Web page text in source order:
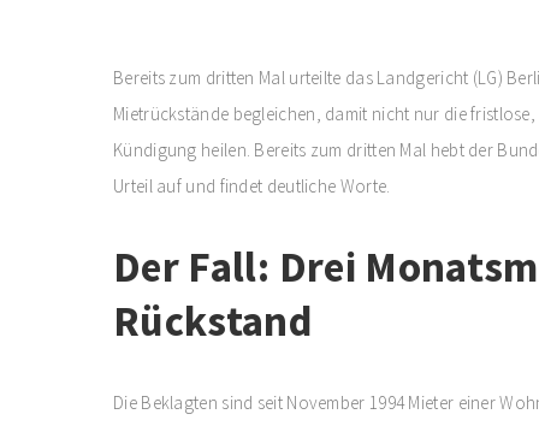
Bereits zum dritten Mal urteilte das Landgericht (LG)
Mietrückstände begleichen, damit nicht nur die
Kündigung heilen. Bereits zum dritten Mal hebt der
Urteil auf und findet deutliche Worte.
Der Fall: Drei
Rückstand
Die Beklagten sind seit November 1994 Mieter einer